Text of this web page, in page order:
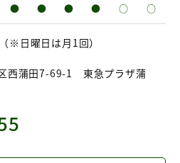
● ● ● ● ○ ○
※日曜日は月1回）
西蒲田7-69-1 東急プラザ蒲